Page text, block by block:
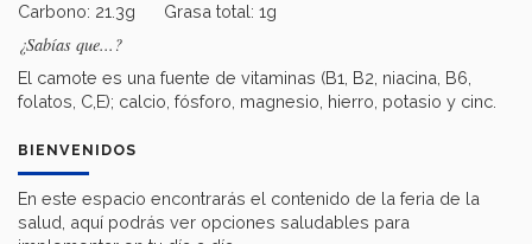
BIENVENIDOS
En este espacio encontrarás el contenido de la feria de la
salud, aquí podrás ver opciones saludables para
Carbono: 21.3g Grasa total: 1g
¿Sabías que...?
El camote es una fuente de vitaminas (B1, B2, niacina, B6,
folatos, C,E); calcio, fósforo, magnesio, hierro, potasio y cinc.